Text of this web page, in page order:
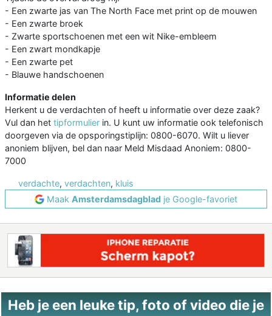
- Een zwarte jas van The North Face met print op de mouwen
- Een zwarte broek
- Zwarte sportschoenen met een wit Nike-embleem
- Een zwart mondkapje
- Een zwarte pet
- Blauwe handschoenen
Informatie delen
Herkent u de verdachten of heeft u informatie over deze zaak?
Vul dan het tipformulier in. U kunt uw informatie ook telefonisch
doorgeven via de opsporingstiplijn: 0800-6070. Wilt u liever
anoniem blijven, bel dan naar Meld Misdaad Anoniem: 0800-
7000
verdachte, verdachten, kluis
Maak Amsterdamsdagblad je Google-favoriet
Heb je een leuke tip, foto of video die je